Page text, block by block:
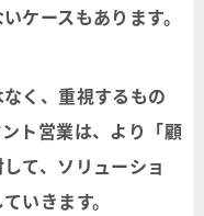
ケースもあります。
く、重視するもの
ト営業は、より「顧
て、ソリューショ
いきます。